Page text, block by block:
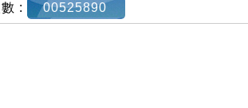
: 00525890